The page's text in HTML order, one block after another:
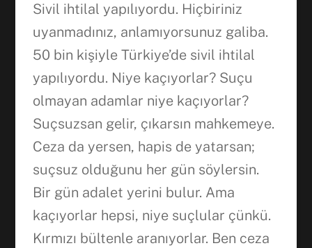
Sivil ihtilal yapılıyordu. Hiçbiriniz
uyanmadınız, anlamıyorsunuz galiba.
50 bin kişiyle Türkiye’de sivil ihtilal
yapılıyordu. Niye kaçıyorlar? Suçu
olmayan adamlar niye kaçıyorlar?
Suçsuzsan gelir, çıkarsın mahkemeye.
Ceza da yersen, hapis de yatarsan;
suçsuz olduğunu her gün söylersin.
Bir gün adalet yerini bulur. Ama
kaçıyorlar hepsi, niye suçlular çünkü.
Kırmızı bültenle aranıyorlar. Ben ceza
Facebook
WhatsApp